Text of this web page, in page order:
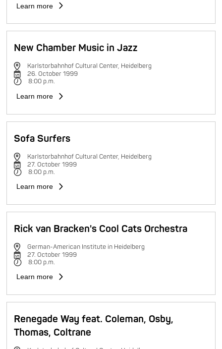
Learn more
New Chamber Music in Jazz
Karlstorbahnhof Cultural Center, Heidelberg
26. October 1999
8:00 p.m.
Learn more
Sofa Surfers
Karlstorbahnhof Cultural Center, Heidelberg
27. October 1999
8:00 p.m.
Learn more
Rick van Bracken's Cool Cats Orchestra
German-American Institute in Heidelberg
27. October 1999
8:00 p.m.
Learn more
Renegade Way feat. Coleman, Osby,
Thomas, Coltrane